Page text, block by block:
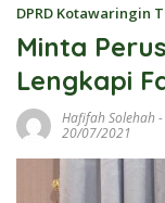
DPRD Kotawaringin
Minta
Lengkapi
Hafifah Solehah -
20/07/2021